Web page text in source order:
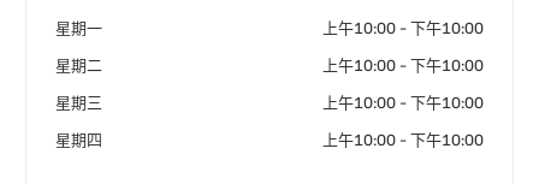
星期一 上午10:00 - 下午10:00
星期二 上午10:00 - 下午10:00
星期三 上午10:00 - 下午10:00
星期四 上午10:00 - 下午10:00